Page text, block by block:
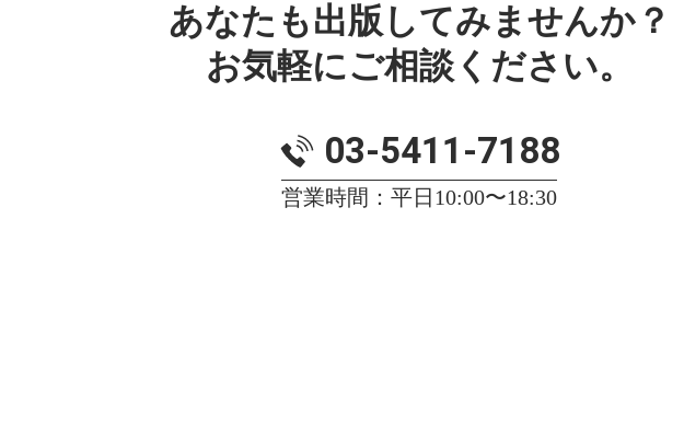
あなたも出版してみませんか？
お気軽にご相談ください。
03-5411-7188
営業時間：平日10:00〜18:30